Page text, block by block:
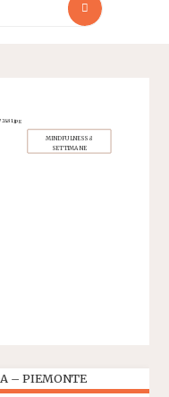
MINDFULNESS 8
SETTIMANE